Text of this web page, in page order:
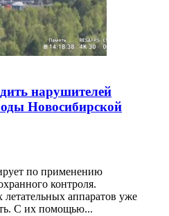
нарушителей
Новосибирской
по применению
контроля.
аппаратов уже
С их помощью...